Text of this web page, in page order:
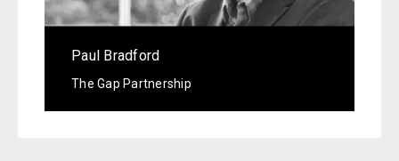
Paul Bradford
The Gap Partnership